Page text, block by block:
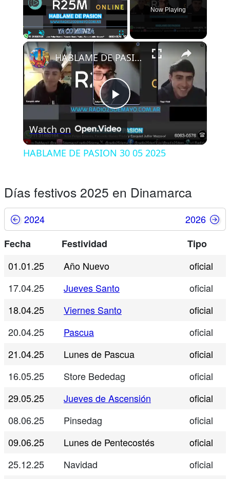
Play Fullscreen
Now Playing
Play
Video
HABLAME DE PASION 30 05 2025
Watch on
HABLAME DE PASION 30 05 2025
Días festivos 2025 en Dinamarca
2024
2026
Fecha
Festividad
Tipo
01.01.25
Año Nuevo
oficial
17.04.25
Jueves Santo
oficial
18.04.25
Viernes Santo
oficial
20.04.25
Pascua
oficial
21.04.25
Lunes de Pascua
oficial
16.05.25
Store Bededag
oficial
29.05.25
Jueves de Ascensión
oficial
08.06.25
Pinsedag
oficial
09.06.25
Lunes de Pentecostés
oficial
25.12.25
Navidad
oficial